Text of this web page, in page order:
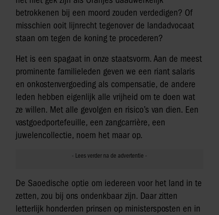
betrokkenen bij een moord zouden verdedigen? Of
misschien ooit lijnrecht tegenover de landadvocaat
staan om tegen de koning te procederen?
Het is een spagaat in onze staatsvorm. Aan de meest
prominente familieleden geven we een riant salaris
en onkostenvergoeding als compensatie, de andere
leden hebben eigenlijk alle vrijheid om te doen wat
ze willen. Met alle gevolgen en risico’s van dien. Een
vastgoedportefeuille, een zangcarrière, een
juwelencollectie, noem het maar op.
De Saoedische optie om iedereen voor het land in te
zetten, zou bij ons ondenkbaar zijn. Daar zitten
letterlijk honderden prinsen op ministersposten en in